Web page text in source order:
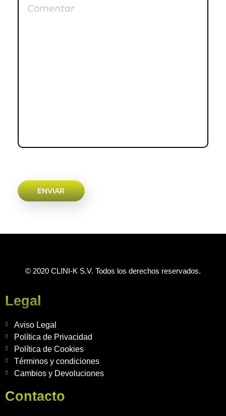
© 2020 CLINI-K S.V. Todos los derechos reservados.
Legal
Aviso Legal
Política de Privacidad
Política de Cookies
Términos y condiciones
Cambios y Devoluciones
Contacto